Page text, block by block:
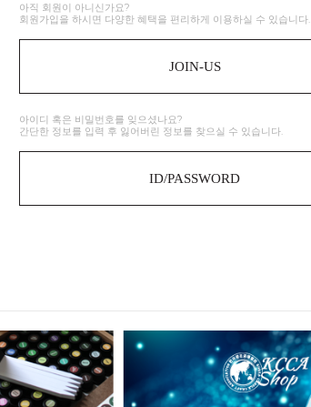
아직 회원이 아니신가요?
회원가입을 하시면 다양한 혜택을 편리하게 이용하실 수 있습니다.
JOIN-US
아이디 혹은 비밀번호를 잊으셨나요?
간단한 정보를 입력 후 잃어버린 정보를 찾으실 수 있습니다.
ID/PASSWORD